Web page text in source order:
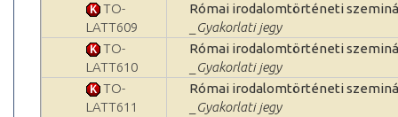
TO-
LATT609
Római irodalomtörténeti
_Gyakorlati jegy
TO-
LATT610
Római irodalomtörténeti
_Gyakorlati jegy
TO-
LATT611
Római irodalomtörténeti
_Gyakorlati jegy